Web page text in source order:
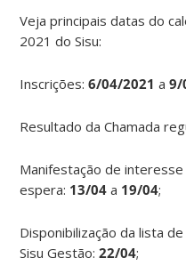
Veja principais datas do
2021 do Sisu:
Inscrições:6/04/2021 a9/
Resultado da Chamada
Manifestação de
espera: 13/04 a 19/04;
Disponibilização da lista
Sisu Gestão:22/04;